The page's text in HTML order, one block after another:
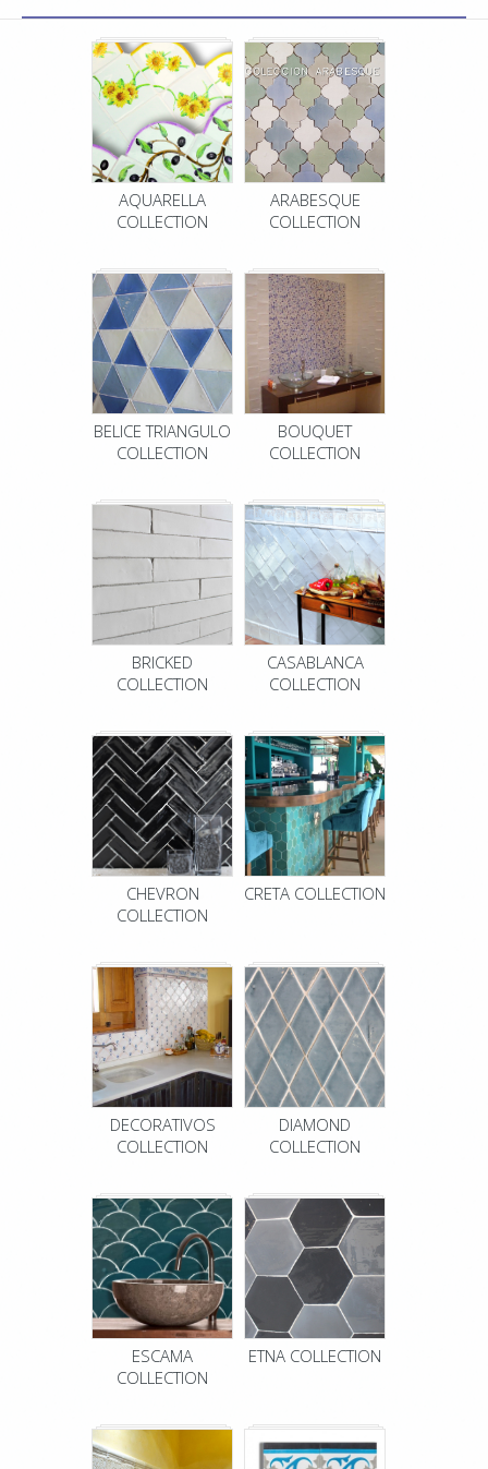
AQUARELLA
COLLECTION
ARABESQUE
COLLECTION
BELICE TRIANGULO
COLLECTION
BOUQUET
COLLECTION
BRICKED
COLLECTION
CASABLANCA
COLLECTION
CHEVRON
COLLECTION
CRETA COLLECTION
DECORATIVOS
COLLECTION
DIAMOND
COLLECTION
ESCAMA
COLLECTION
ETNA COLLECTION